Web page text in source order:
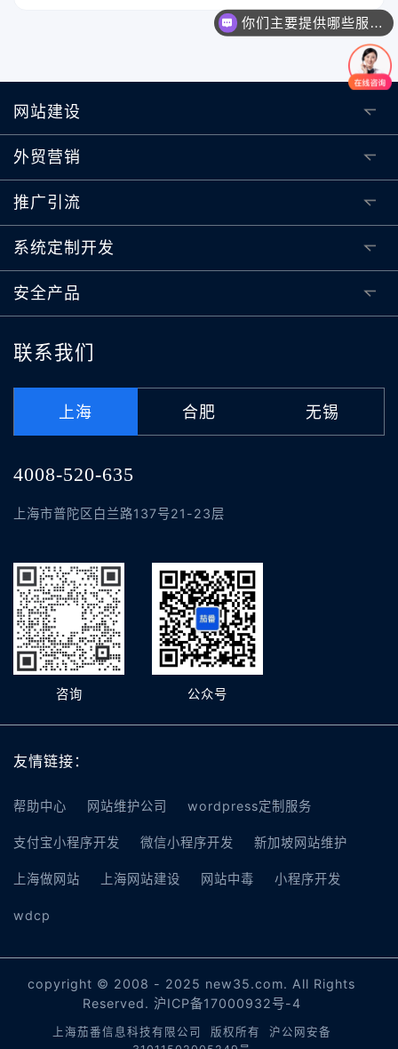
网站建设
外贸营销
推广引流
系统定制开发
安全产品
联系我们
上海 合肥 无锡
4008-520-635
上海市普陀区白兰路137号21-23层
咨询 公众号
友情链接：
帮助中心 网站维护公司 wordpress定制服务
支付宝小程序开发 微信小程序开发 新加坡网站维护
上海做网站 上海网站建设 网站中毒 小程序开发
wdcp
copyright © 2008 - 2025 new35.com. All Rights
Reserved. 沪ICP备17000932号-4
上海茄番信息科技有限公司 版权所有 沪公网安备
你们主要提供哪些服务？可以根据需求定制吗？